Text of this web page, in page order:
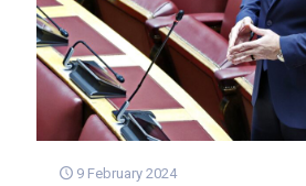
9 February 2024